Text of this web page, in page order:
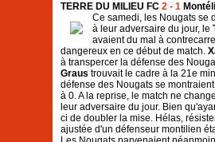
TERRE DU MILIEU FC2 - 1
Ce samedi, les Nougats se
à leur adversaire du jour, le
avaient du mal à
dangereux en ce début de match.
à transpercer la défense des
Graus trouvait le cadre à la 21e
défense des Nougats se
à 0. A la reprise, le match ne
leur adversaire du jour. Bien
ci de doubler la mise. Hélas,
ajustée d'un défenseur montilien